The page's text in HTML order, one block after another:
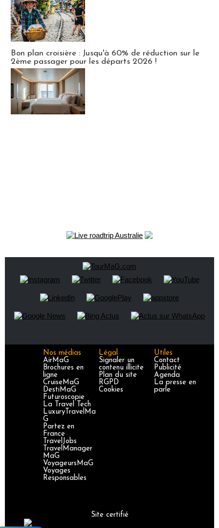
Bon plan croisière : Jusqu'à 60% de réduction sur le
2ème passager pour les départs 2026 !
Nos médias
AirMaG
Brochures en
ligne
CruiseMaG
DestiMaG
Futuroscopie
La Travel Tech
LuxuryTravelMa
G
Partez en
France
TravelJobs
TravelManager
MaG
VoyageursMaG
Voyages
Responsables
Légal
Signaler un
contenu illicite
Plan du site
RGPD
Cookies
Utiles
Contact
Publicité
Agenda
La presse en
parle
Site certifié